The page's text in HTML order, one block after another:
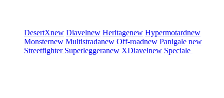
DesertXnew Diavelnew Heritagenew Hypermotardnew
Monsternew Multistradanew Off-roadnew Panigale new
Streetfighter Superleggeranew XDiavelnew Speciale